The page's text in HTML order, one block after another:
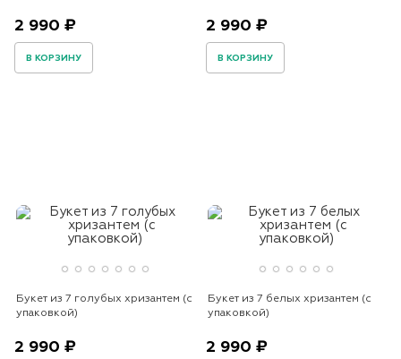
2 990 ₽
В КОРЗИНУ
2 990 ₽
В КОРЗИНУ
Букет из 7 голубых хризантем (с
упаковкой)
2 990 ₽
Букет из 7 белых хризантем (с
упаковкой)
2 990 ₽